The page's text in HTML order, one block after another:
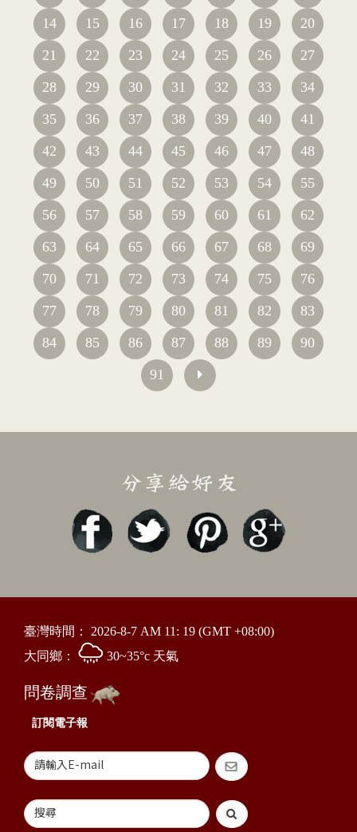
14
15 16 17 18 19
20
21
22 23 24 25 26
27
28
29 30 31 32 33
34
35
36 37 38 39 40
41
42
43 44 45 46 47
48
49
50 51 52 53 54
55
56
57 58 59 60 61
62
63
64 65 66 67 68
69
70
71 72 73 74 75
76
77
78 79 80 81 82
83
84
85 86 87 88 89
90
91
臺灣時間： 2026-8-7 AM 11: 19 (GMT +08:00)
大同鄉：
30~35°c 天氣
問卷調查
訂閱電子報